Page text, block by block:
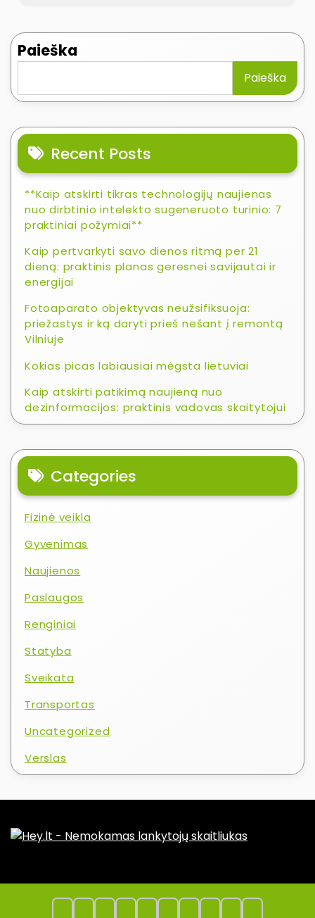
Paieška
Paieška
Recent Posts
**Kaip atskirti tikras technologijų naujienas
nuo dirbtinio intelekto sugeneruoto turinio: 7
praktiniai požymiai**
Kaip pertvarkyti savo dienos ritmą per 21
dieną: praktinis planas geresnei savijautai ir
energijai
Fotoaparato objektyvas neužsifiksuoja:
priežastys ir ką daryti prieš nešant į remontą
Vilniuje
Kokias picas labiausiai mėgsta lietuviai
Kaip atskirti patikimą naujieną nuo
dezinformacijos: praktinis vadovas skaitytojui
Categories
Fizinė veikla
Gyvenimas
Naujienos
Paslaugos
Renginiai
Statyba
Sveikata
Transportas
Uncategorized
Verslas